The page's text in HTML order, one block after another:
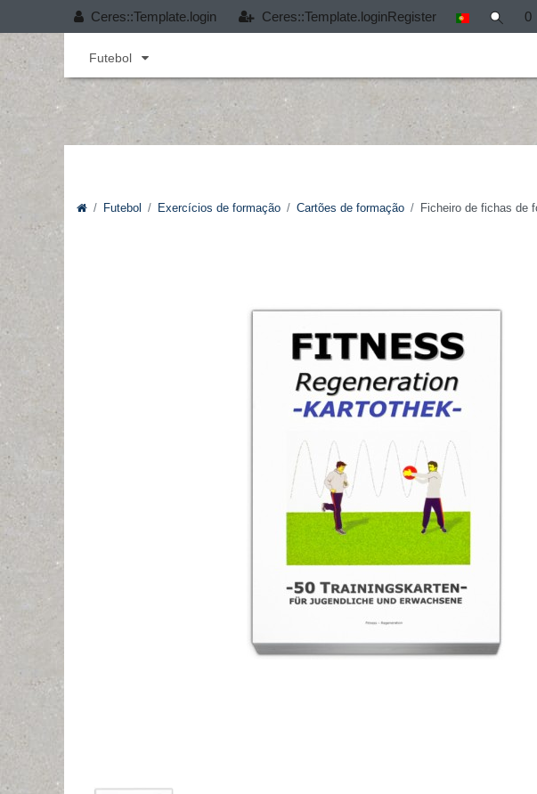
Ceres::Template.login Ceres::Template.loginRegister 0
Andebol Cobertura T-PRO Desporto infantil Fitness
Futebol
Futebol Exercícios de formação Cartões de formação Ficheiro de fichas de